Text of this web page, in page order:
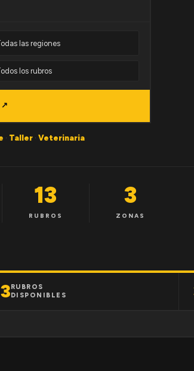
↗
· Taller · Veterinaria
13
RUBROS
3
ZONAS
RUBROS
DISPONIBLES